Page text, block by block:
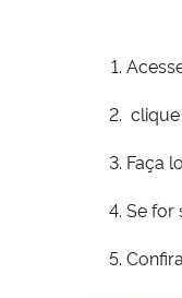
Faça
Se for